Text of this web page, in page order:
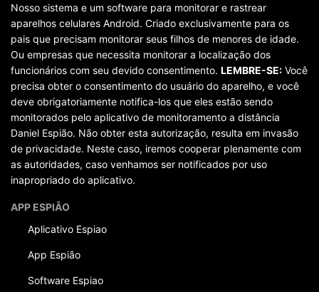
Nosso sistema e um software para monitorar e rastrear
aparelhos celulares Android. Criado exclusivamente para os
pais que precisam monitorar seus filhos de menores de idade.
Ou empresas que necessita monitorar a localização dos
funcionários com seu devido consentimento. LEMBRE-SE: Você
precisa obter o consentimento do usuário do aparelho, e você
deve obrigatoriamente notifica-los que eles estão sendo
monitorados pelo aplicativo de monitoramento a distância
Daniel Espião. Não obter esta autorização, resulta em invasão
de privacidade. Neste caso, iremos cooperar plenamente com
as autoridades, caso venhamos ser notificados por uso
inapropriado do aplicativo.
APP ESPIÃO
Aplicativo Espiao
App Espião
Software Espiao